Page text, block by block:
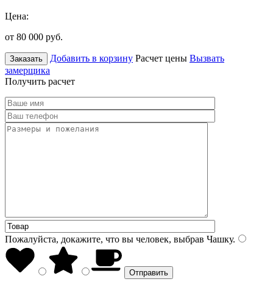
Цена:
от 80 000 руб.
Заказать Добавить в корзину Расчет цены Вызвать
замерщика
Получить расчет
Пожалуйста, докажите, что вы человек, выбрав Чашку.